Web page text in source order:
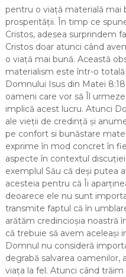
pentru o viață materială mai
prosperității. În timp ce
Cristos, adesea surprindem
Cristos doar atunci când
o viață mai bună. Această
materialism este într-o
Domnului Isus din Matei
oameni care vor să Îl
implică acest lucru. Atunci
ale vieții de credință și
pe confort si bunăstare
exprime în mod concret în
aspecte în contextul
exemplul Său că deși putea
acesteia pentru că Îi
deoarece ele nu sunt
transmite faptul că în
arătăm credincioșia noastră
că trebuie să avem aceleași
Domnul nu consideră
degrabă salvarea oamenilor,
viața la fel. Atunci când